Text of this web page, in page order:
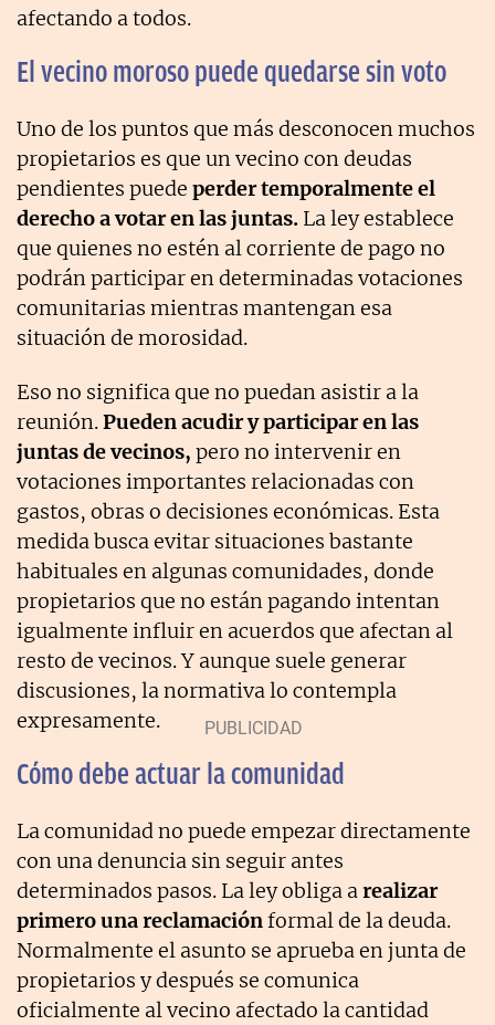
afectando a todos.
El vecino moroso puede quedarse sin voto
Uno de los puntos que más desconocen muchos
propietarios es que un vecino con deudas
pendientes puede perder temporalmente el
derecho a votar en las juntas. La ley establece
que quienes no estén al corriente de pago no
podrán participar en determinadas votaciones
comunitarias mientras mantengan esa
situación de morosidad.
Eso no significa que no puedan asistir a la
reunión.Pueden acudir y participar en las
juntas de vecinos, pero no intervenir en
votaciones importantes relacionadas con
gastos, obras o decisiones económicas. Esta
medida busca evitar situaciones bastante
habituales en algunas comunidades, donde
propietarios que no están pagando intentan
igualmente influir en acuerdos que afectan al
resto de vecinos. Y aunque suele generar
discusiones, la normativa lo contempla
expresamente.
Cómo debe actuar la comunidad
La comunidad no puede empezar directamente
con una denuncia sin seguir antes
determinados pasos. La ley obliga arealizar
primero una reclamaciónformal de la deuda.
Normalmente el asunto se aprueba en junta de
propietarios y después se comunica
oficialmente al vecino afectado la cantidad